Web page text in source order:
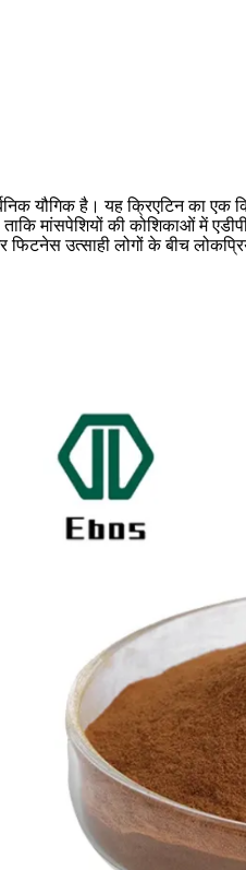
यौगिक है। यह क्रिएटिन का
मांसपेशियों की कोशिकाओं में
उत्साही लोगों के बीच